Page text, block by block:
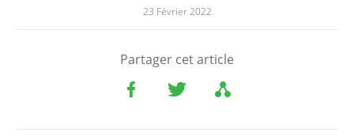
23 Février 2022
Partager cet article